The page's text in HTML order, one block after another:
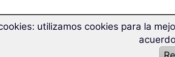
utilizamos cookies para la